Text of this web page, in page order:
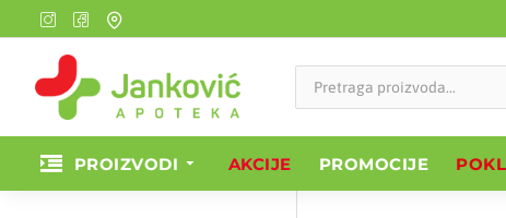
PROIZVODI AKCIJE PROMOCIJE